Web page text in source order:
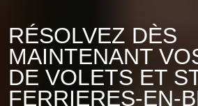
RÉSOLVEZ DÈS
MAINTENANT
DE VOLETS ET
FERRIERES-EN-